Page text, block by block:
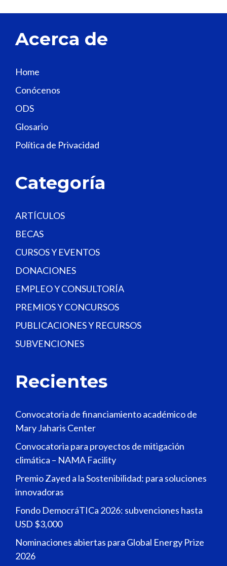
h
f
i
e
d
b
n
.
Acerca de
Home
Conócenos
ODS
Glosario
Política de Privacidad
Categoría
ARTÍCULOS
BECAS
CURSOS Y EVENTOS
DONACIONES
EMPLEO Y CONSULTORÍA
PREMIOS Y CONCURSOS
PUBLICACIONES Y RECURSOS
SUBVENCIONES
Recientes
Convocatoria de financiamiento académico de
Mary Jaharis Center
Convocatoria para proyectos de mitigación
climática – NAMA Facility
Premio Zayed a la Sostenibilidad: para soluciones
innovadoras
Fondo DemocráTICa 2026: subvenciones hasta
USD $3,000
Nominaciones abiertas para Global Energy Prize
2026